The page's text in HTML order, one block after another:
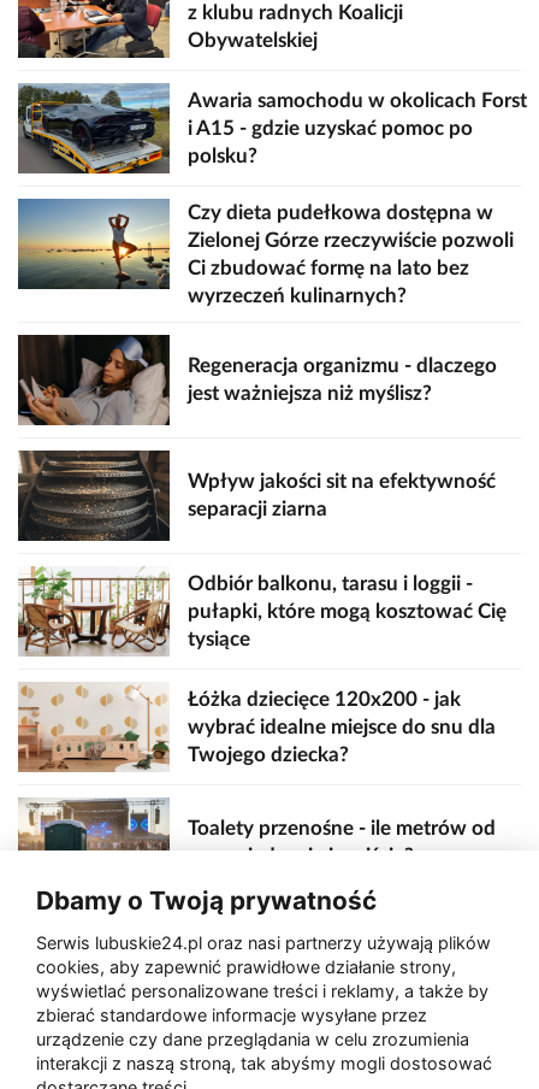
z klubu radnych Koalicji
Obywatelskiej
Awaria samochodu w okolicach Forst
i A15 - gdzie uzyskać pomoc po
polsku?
Czy dieta pudełkowa dostępna w
Zielonej Górze rzeczywiście pozwoli
Ci zbudować formę na lato bez
wyrzeczeń kulinarnych?
Regeneracja organizmu - dlaczego
jest ważniejsza niż myślisz?
Wpływ jakości sit na efektywność
separacji ziarna
Odbiór balkonu, tarasu i loggii -
pułapki, które mogą kosztować Cię
tysiące
Łóżka dziecięce 120x200 - jak
wybrać idealne miejsce do snu dla
Twojego dziecka?
Toalety przenośne - ile metrów od
sceny, jedzenia i wejścia?
Zaatakował seniora na "kwadracie"
Akcja po pożarze w Gorzowie.
Ruszyła rozbiórka ściany spalonej
Dbamy o Twoją prywatność
Serwis lubuskie24.pl oraz nasi partnerzy używają plików
cookies, aby zapewnić prawidłowe działanie strony,
wyświetlać personalizowane treści i reklamy, a także by
zbierać standardowe informacje wysyłane przez
urządzenie czy dane przeglądania w celu zrozumienia
interakcji z naszą stroną, tak abyśmy mogli dostosować